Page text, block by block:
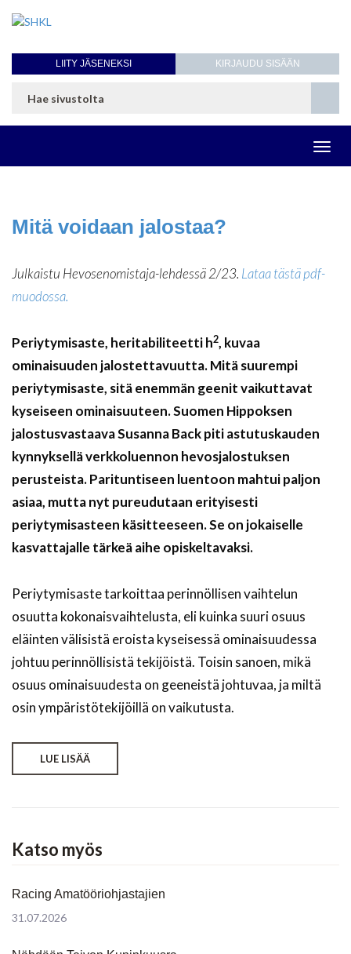
KIRJAUDU SISÄÄN
LIITY JÄSENEKSI
Mitä voidaan jalostaa?
Julkaistu Hevosenomistaja-lehdessä 2/23. Lataa tästä pdf-
muodossa.
Periytymisaste, heritabiliteetti h2, kuvaa
ominaisuuden jalostettavuutta. Mitä suurempi
periytymisaste, sitä enemmän geenit vaikuttavat
kyseiseen ominaisuuteen. Suomen Hippoksen
jalostusvastaava Susanna Back piti astutuskauden
kynnyksellä verkkoluennon hevosjalostuksen
perusteista. Parituntiseen luentoon mahtui paljon
asiaa, mutta nyt pureudutaan erityisesti
periytymisasteen käsitteeseen. Se on jokaiselle
kasvattajalle tärkeä aihe opiskeltavaksi.
Periytymisaste tarkoittaa perinnöllisen vaihtelun
osuutta kokonaisvaihtelusta, eli kuinka suuri osuus
eläinten välisistä eroista kyseisessä ominaisuudessa
johtuu perinnöllisistä tekijöistä. Toisin sanoen, mikä
osuus ominaisuudesta on geeneistä johtuvaa, ja miltä
osin ympäristötekijöillä on vaikutusta.
LUE LISÄÄ
Katso myös
Racing Amatööriohjastajien
31.07.2026